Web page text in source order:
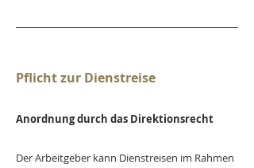
Pflicht zur Dienstreise
Anordnung durch das Direktionsrecht
Der Arbeitgeber kann Dienstreisen im Rahmen